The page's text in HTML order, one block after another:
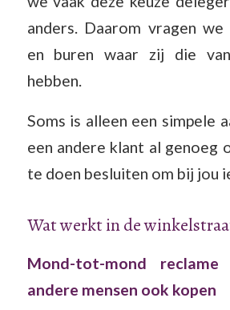
anders. Daarom vragen we
en buren waar zij die van
hebben.
Soms is alleen een simpele
een andere klant al genoeg
te doen besluiten om bij jou
Wat werkt in de
Mond-tot-mond
andere mensen ook kopen